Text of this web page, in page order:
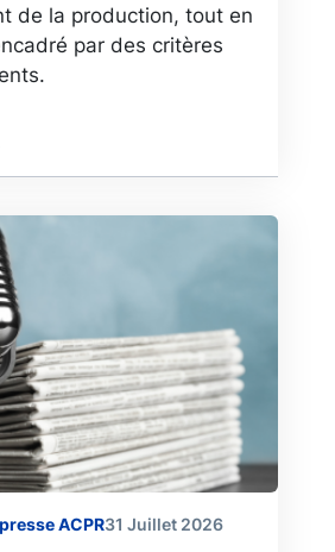
de la production, tout en
par des critères
ACPR31 Juillet 2026